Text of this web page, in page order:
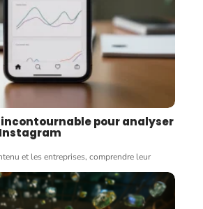
incontournable pour analyser
et les entreprises, comprendre leur